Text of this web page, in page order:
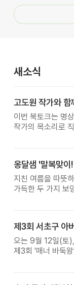
새소식
고도원 작가와
이번 북토크는 명
작가의 목소리로
옹달샘 '말복맞이
지친 여름을 따뜻
가득한 두 가지 보
오는 9월 12일(토
제3회 '매너 바둑